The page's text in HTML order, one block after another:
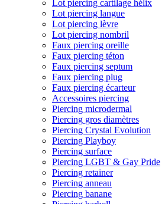
Lot piercing cartilage hélix
Lot piercing langue
Lot piercing lèvre
Lot piercing nombril
Faux piercing oreille
Faux piercing téton
Faux piercing septum
Faux piercing plug
Faux piercing écarteur
Accessoires piercing
Piercing microdermal
Piercing gros diamètres
Piercing Crystal Evolution
Piercing Playboy
Piercing surface
Piercing LGBT & Gay Pride
Piercing retainer
Piercing anneau
Piercing banane